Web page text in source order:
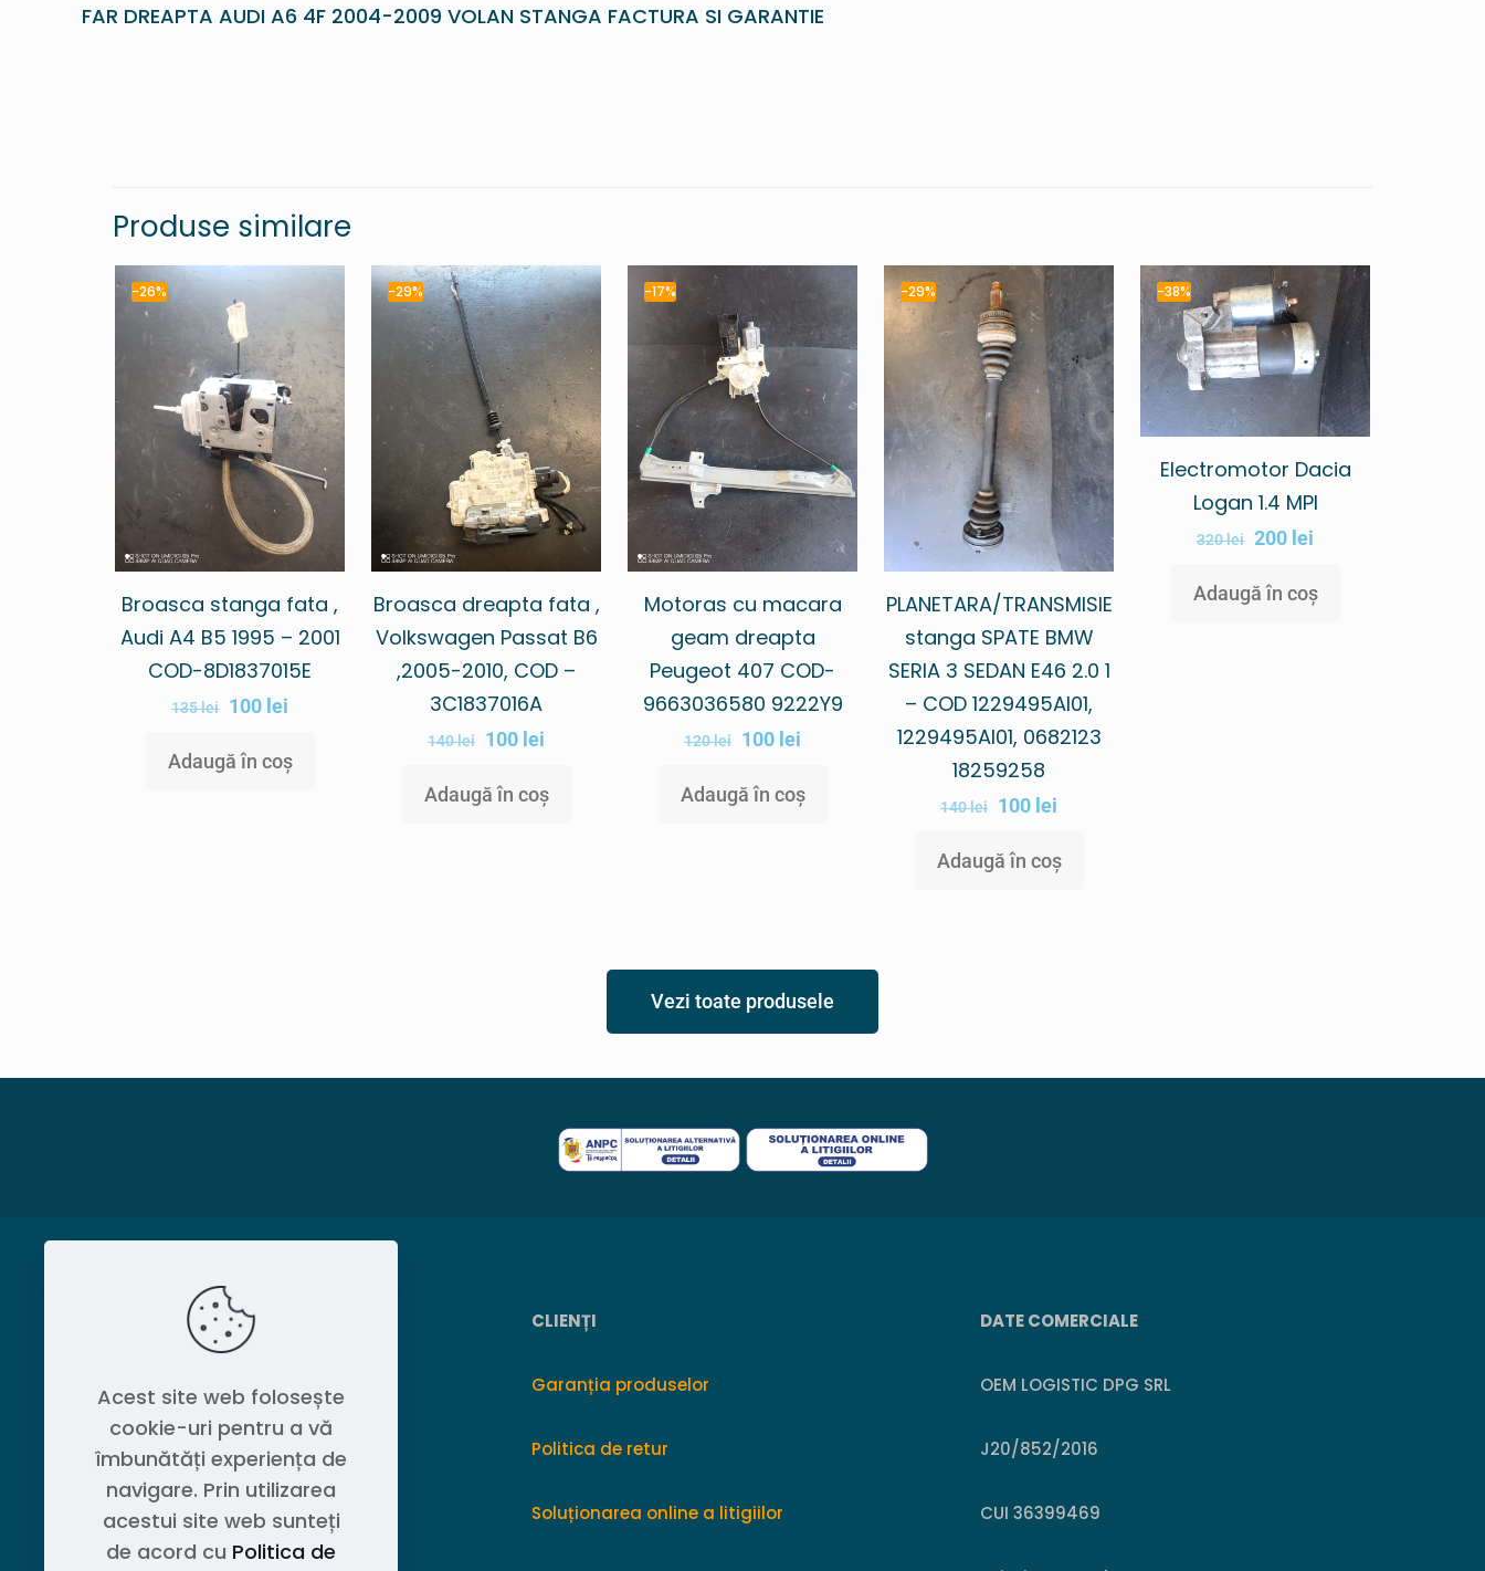
FAR DREAPTA AUDI A6 4F 2004-2009 VOLAN STANGA FACTURA SI GARANTIE
Produse similare
-26%
Broasca stanga fata ,
Audi A4 B5 1995 – 2001
COD-8D1837015E
135lei 100 lei
Adaugă în coș
-29%
Broasca dreapta fata ,
Volkswagen Passat B6
,2005-2010, COD –
3C1837016A
140lei 100 lei
Adaugă în coș
-17%
Motoras cu macara
geam dreapta
Peugeot 407 COD-
9663036580 9222Y9
120lei 100 lei
Adaugă în coș
-29%
PLANETARA/TRANSMISIE
stanga SPATE BMW
SERIA 3 SEDAN E46 2.0 1
– COD 1229495AI01,
1229495AI01, 0682123
18259258
140lei 100 lei
Adaugă în coș
-38%
Electromotor Dacia
Logan 1.4 MPI
320lei 200 lei
Adaugă în coș
Vezi toate produsele
Politica de confidențialitate
Contact OEM LOGISTIC DPG
CLIENȚI
Garanția produselor
Politica de retur
Soluționarea online a litigiilor
DATE COMERCIALE
OEM LOGISTIC DPG SRL
J20/852/2016
CUI 36399469
Acest site web folosește
cookie-uri pentru a vă
îmbunătăți experiența de
navigare. Prin utilizarea
acestui site web sunteți
de acord cu Politica de